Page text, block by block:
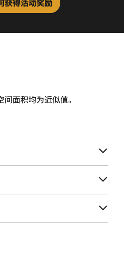
获得活动奖励
面积均为近似值。